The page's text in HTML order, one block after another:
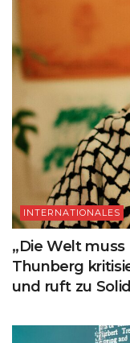
INTERNATIONALES
„Die Welt muss
Thunberg
und ruft zu